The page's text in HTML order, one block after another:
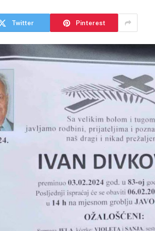
Twitter Pinterest